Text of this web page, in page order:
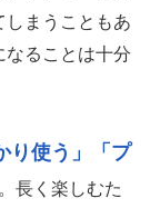
しまうこともあ
なることは十分
り使う」「プ
長く楽しむた